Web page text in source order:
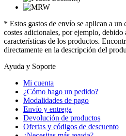
* Estos gastos de envío se aplican a un
costes adicionales, por ejemplo, debido
características de los productos.
directamente en la descripción del
Ayuda y Soporte
Mi cuenta
¿Cómo hago un pedido?
Modalidades de pago
Envío y entrega
Devolución de productos
Ofertas y códigos de descuento